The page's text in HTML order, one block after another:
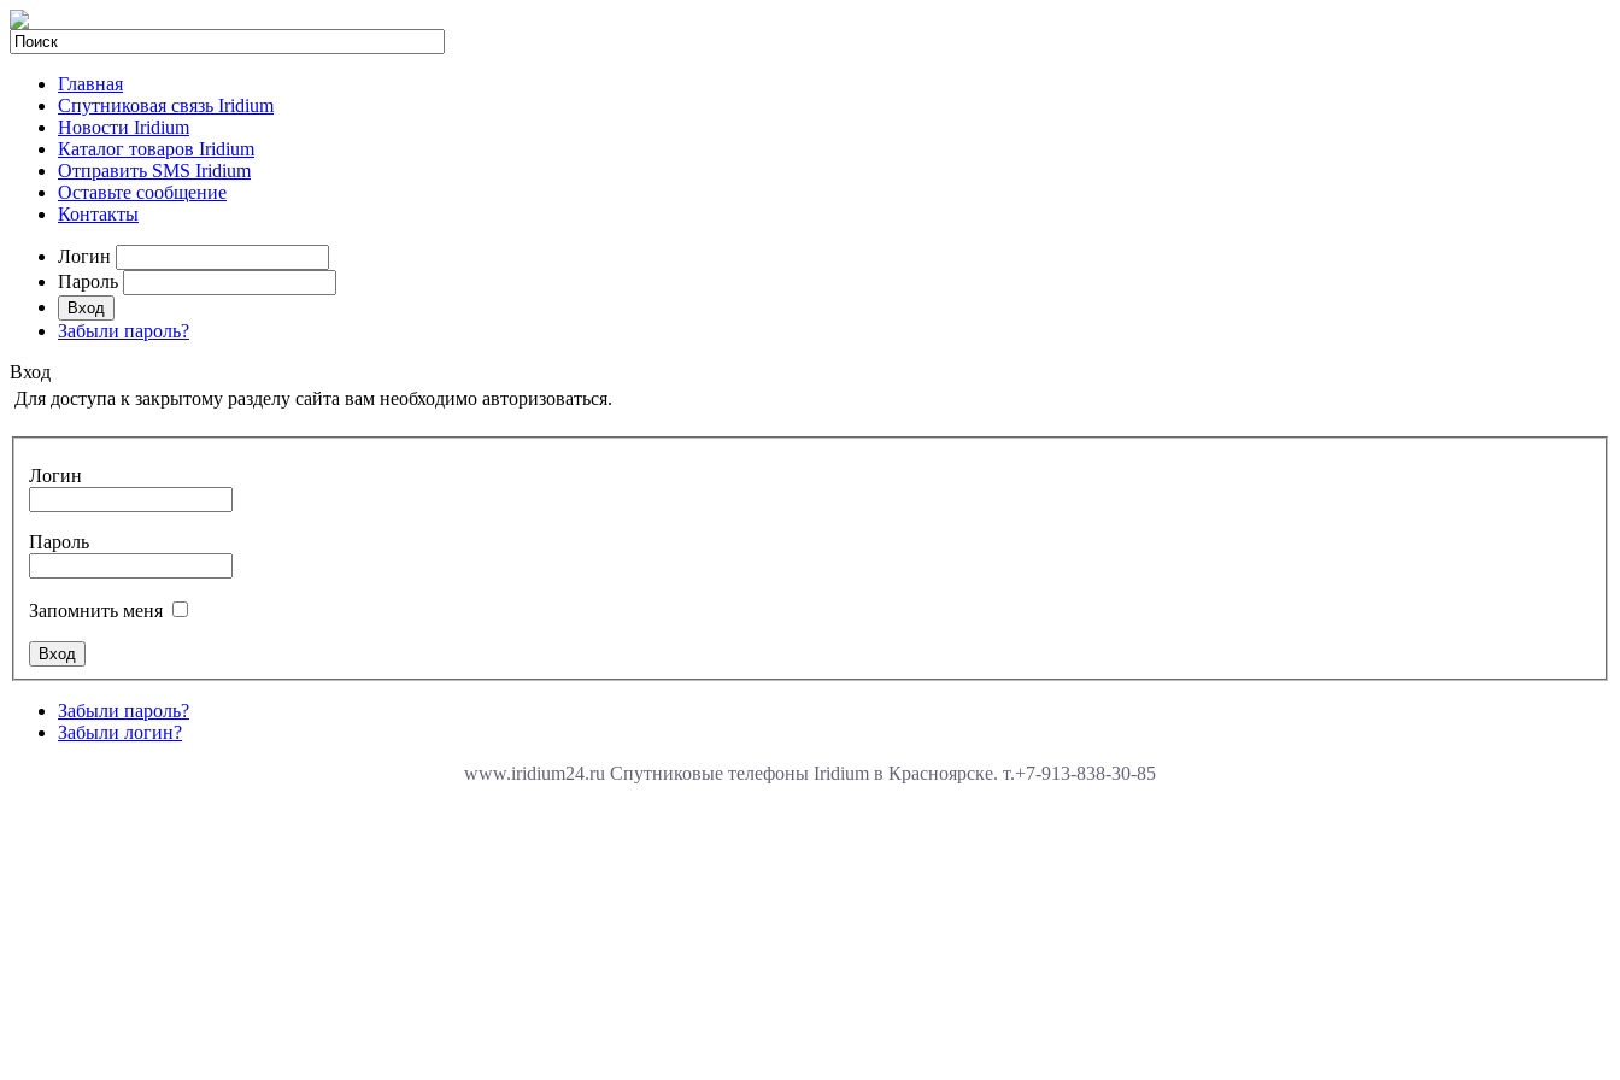
Главная
Спутниковая связь Iridium
Новости Iridium
Каталог товаров Iridium
Отправить SMS Iridium
Оставьте сообщение
Контакты
Логин
Пароль
Забыли пароль?
Вход
Для доступа к закрытому разделу сайта вам необходимо авторизоваться.
Логин
Пароль
Запомнить меня
Забыли пароль?
Забыли логин?
www.iridium24.ru Спутниковые телефоны Iridium в Красноярске. т.+7-913-838-30-85